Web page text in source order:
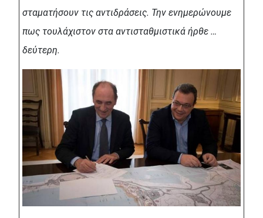
σταματήσουν τις αντιδράσεις. Την ενημερώνουμε
πως τουλάχιστον στα αντισταθμιστικά ήρθε …
δεύτερη.